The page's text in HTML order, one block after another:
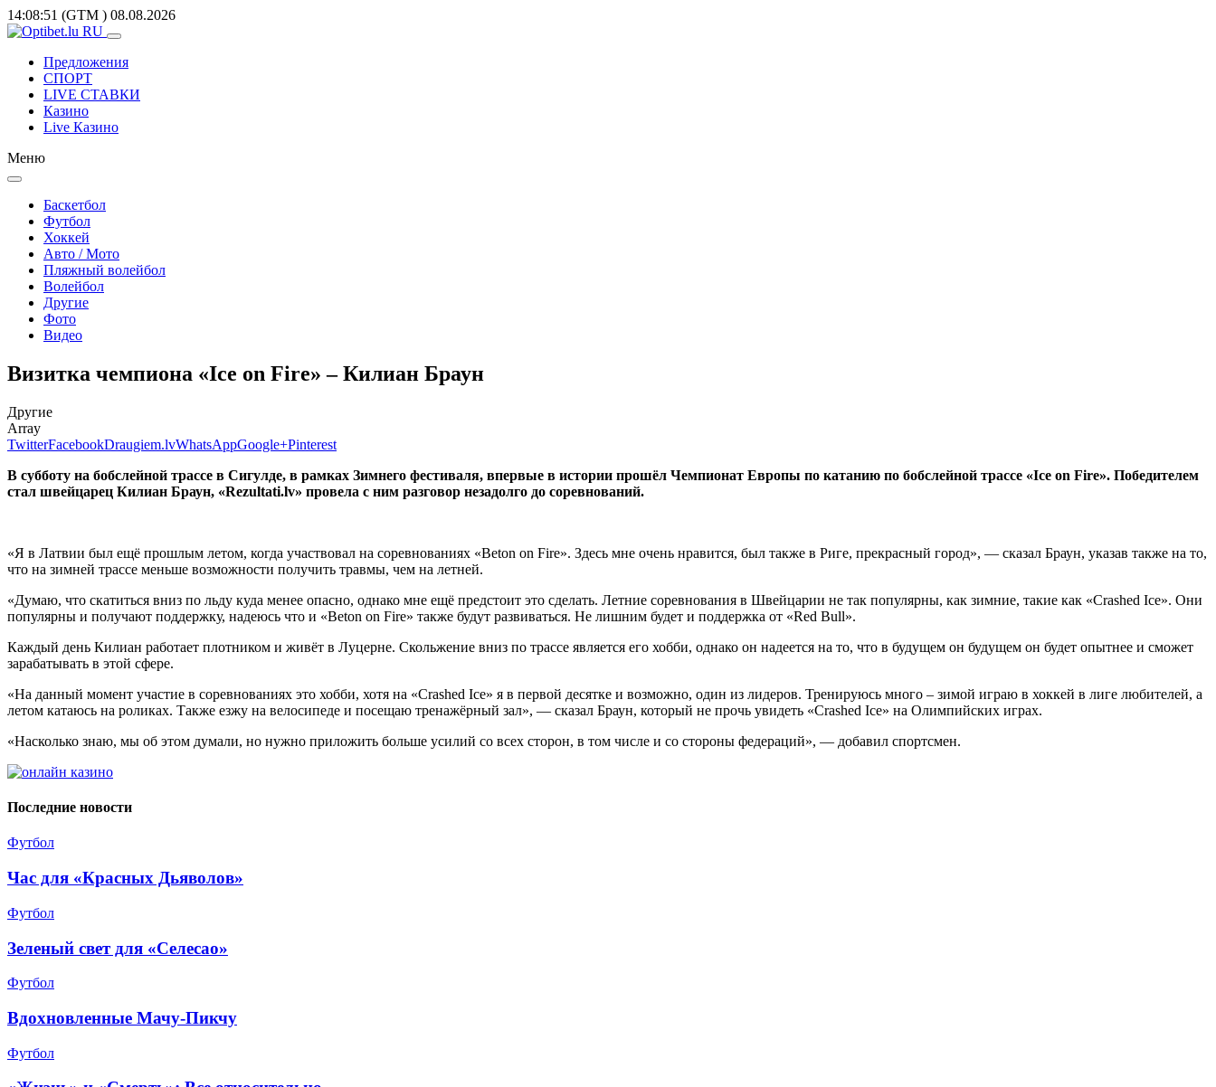
14:08:51 (GTM ) 08.08.2026
Предложения
СПОРТ
LIVE СТАВКИ
Казино
Live Казино
Меню
Баскетбол
Футбол
Хоккей
Авто / Мото
Пляжный волейбол
Волейбол
Другие
Фото
Видео
Визитка чемпиона «Ice on Fire» – Килиан Браун
Другие
Array
TwitterFacebookDraugiem.lvWhatsAppGoogle+Pinterest
В субботу на бобслейной трассе в Сигулде, в рамках Зимнего фестиваля, впервые в истории прошёл Чемпионат Европы по катанию по бобслейной трассе «Ice on Fire». Победителем
стал швейцарец Килиан Браун, «Rezultati.lv» провела с ним разговор незадолго до соревнований.
«Я в Латвии был ещё прошлым летом, когда участвовал на соревнованиях «Beton on Fire». Здесь мне очень нравится, был также в Риге, прекрасный город», — сказал Браун, указав также на то,
что на зимней трассе меньше возможности получить травмы, чем на летней.
«Думаю, что скатиться вниз по льду куда менее опасно, однако мне ещё предстоит это сделать. Летние соревнования в Швейцарии не так популярны, как зимние, такие как «Crashed Ice». Они
популярны и получают поддержку, надеюсь что и «Beton on Fire» также будут развиваться. Не лишним будет и поддержка от «Red Bull».
Каждый день Килиан работает плотником и живёт в Луцерне. Скольжение вниз по трассе является его хобби, однако он надеется на то, что в будущем он будущем он будет опытнее и сможет
зарабатывать в этой сфере.
«На данный момент участие в соревнованиях это хобби, хотя на «Crashed Ice» я в первой десятке и возможно, один из лидеров. Тренируюсь много – зимой играю в хоккей в лиге любителей, а
летом катаюсь на роликах. Также езжу на велосипеде и посещаю тренажёрный зал», — сказал Браун, который не прочь увидеть «Crashed Ice» на Олимпийских играх.
«Насколько знаю, мы об этом думали, но нужно приложить больше усилий со всех сторон, в том числе и со стороны федераций», — добавил спортсмен.
Последние новости
Футбол
Час для «Красных Дьяволов»
Футбол
Зеленый свет для «Селесао»
Футбол
Вдохновленные Мачу-Пикчу
Футбол